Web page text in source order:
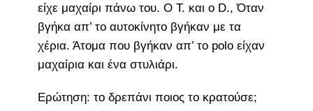
είχε μαχαίρι πάνω του. Ο Τ. και ο D., Όταν
βγήκα απ’ το αυτοκίνητο βγήκαν με τα
χέρια. Άτομα που βγήκαν απ’ το polo είχαν
μαχαίρια και ένα στυλιάρι.
Ερώτηση: το δρεπάνι ποιος το κρατούσε;